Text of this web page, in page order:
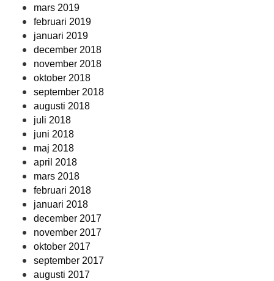
mars 2019
februari 2019
januari 2019
december 2018
november 2018
oktober 2018
september 2018
augusti 2018
juli 2018
juni 2018
maj 2018
april 2018
mars 2018
februari 2018
januari 2018
december 2017
november 2017
oktober 2017
september 2017
augusti 2017